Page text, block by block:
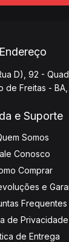
Endereço
D), 92 -
de Freitas -
e Suporte
Somos
Conosco
Comprar
e
Frequentes
de Privacidade
de Entrega